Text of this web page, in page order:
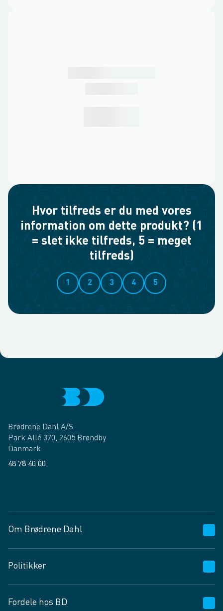
Hvor tilfreds er du med vores
information om dette produkt? (1
= slet ikke tilfreds, 5 = meget
tilfreds)
1 2 3 4 5
Brødrene Dahl A/S
Park Allé 370, 2605 Brøndby
Danmark
48 78 40 00
Om Brødrene Dahl
Vagttelefon 30 10 89 89
Spørgsmål og svar
Job og karriere
Politikker
Privatlivspolitik
Fordele hos BD